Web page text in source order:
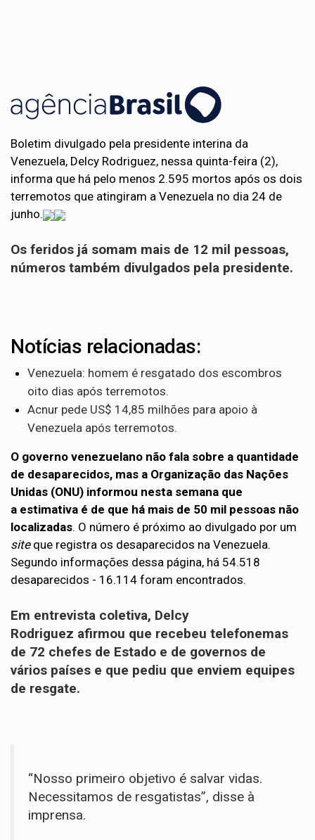
Boletim divulgado pela presidente interina da
Venezuela, Delcy Rodriguez, nessa quinta-feira (2),
informa que há pelo menos 2.595 mortos após os dois
terremotos que atingiram a Venezuela no dia 24 de
junho.
Os feridos já somam mais de 12 mil pessoas,
números também divulgados pela presidente.
Notícias relacionadas:
Venezuela: homem é resgatado dos escombros
oito dias após terremotos.
Acnur pede US$ 14,85 milhões para apoio à
Venezuela após terremotos.
O governo venezuelano não fala sobre a quantidade
de desaparecidos, mas a Organização das Nações
Unidas (ONU) informou nesta semana que
a estimativa é de que há mais de 50 mil pessoas não
localizadas. O número é próximo ao divulgado por um
siteque registra os desaparecidos na Venezuela.
Segundo informações dessa página, há 54.518
desaparecidos - 16.114 foram encontrados.
Em entrevista coletiva, Delcy
Rodriguez afirmou que recebeu telefonemas
de 72 chefes de Estado e de governos de
vários países e que pediu que enviem equipes
de resgate.
“Nosso primeiro objetivo é salvar vidas.
Necessitamos de resgatistas”, disse à
imprensa.